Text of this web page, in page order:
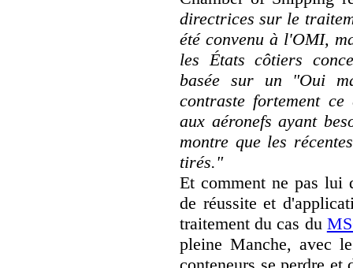
directrices sur le
été convenu à l'OMI,
les États côtiers
basée sur un "Oui
contraste fortement
aux aéronefs ayant
montre que les
tirés."
Et comment ne pas lui
de réussite et
traitement du cas du
pleine Manche, avec